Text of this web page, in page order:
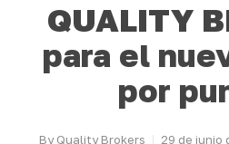
QUALITY
para el
por
By Quality Brokers 29 de junio